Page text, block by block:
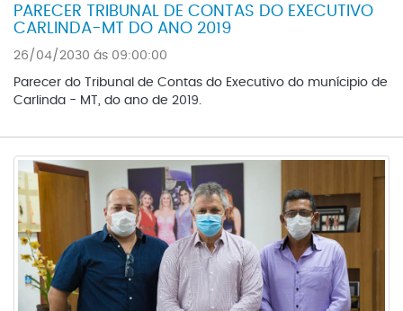
PARECER TRIBUNAL DE CONTAS DO EXECUTIVO
CARLINDA-MT DO ANO 2019
26/04/2030 ás 09:00:00
Parecer do Tribunal de Contas do Executivo do munícipio de
Carlinda - MT, do ano de 2019.